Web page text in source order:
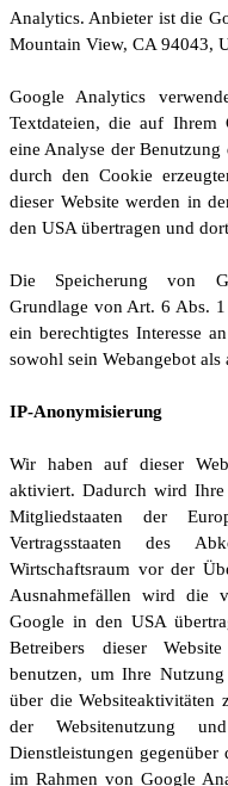
Analytics. Anbieter ist die
Mountain View, CA 94043,
Google Analytics
Textdateien, die auf Ihrem
eine Analyse der
durch den Cookie
dieser Website werden in
den USA übertragen und
Die Speicherung von
Grundlage von Art. 6 Abs.
ein berechtigtes Interesse
sowohl sein Webangebot
IP-Anonymisierung
Wir haben auf dieser
aktiviert. Dadurch wird
Mitgliedstaaten der
Vertragsstaaten des
Wirtschaftsraum vor der
Ausnahmefällen wird die
Google in den USA
Betreibers dieser
benutzen, um Ihre
über die Websiteaktivitäten
der Websitenutzung
Dienstleistungen
im Rahmen von Google